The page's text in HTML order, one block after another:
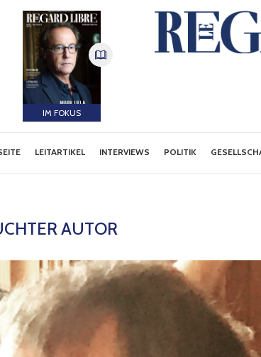
IM FOKUS
LEITARTIKEL INTERVIEWS POLITIK
AUTOR